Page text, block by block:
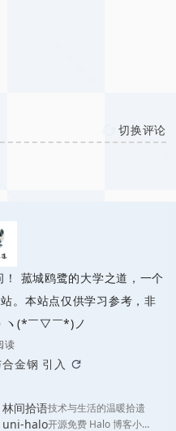
切换评论
菰城鸥鹭的大学之道，一个
。本站点仅供学习参考，非
ヽ(*￣▽￣*)ノ
读
金钢 引入
林间拾语技术与生活的温暖拾遗
uni-halo开源免费 Halo 博客小程
X9
鹭的大学之道
的大学之道